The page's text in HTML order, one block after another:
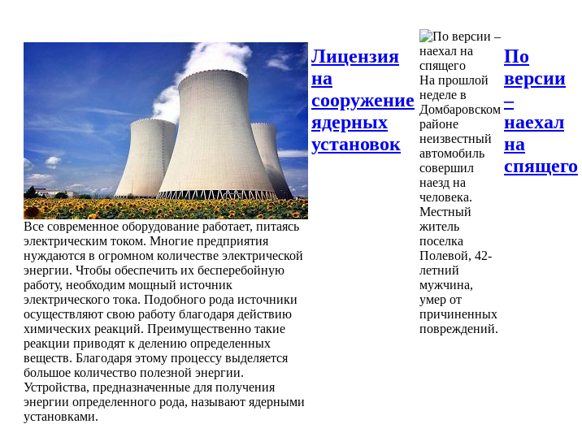
Все современное оборудование работает, питаясь
электрическим током. Многие предприятия
нуждаются в огромном количестве электрической
энергии. Чтобы обеспечить их бесперебойную
работу, необходим мощный источник
электрического тока. Подобного рода источники
осуществляют свою работу благодаря действию
химических реакций. Преимущественно такие
реакции приводят к делению определенных
веществ. Благодаря этому процессу выделяется
большое количество полезной энергии.
Устройства, предназначенные для получения
энергии определенного рода, называют ядерными
установками.
Лицензия
на
сооружение
ядерных
установок
На прошлой
неделе в
Домбаровском
районе
неизвестный
автомобиль
совершил
наезд на
человека.
Местный
житель
поселка
Полевой, 42-
летний
мужчина,
умер от
причиненных
повреждений.
По
версии
–
наехал
на
спящего